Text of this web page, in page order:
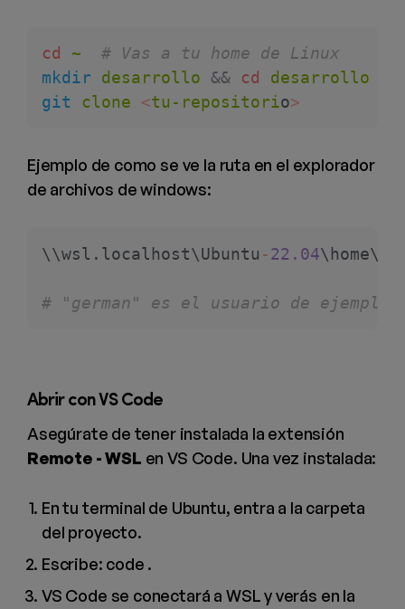
cd ~
  # Vas a tu home de Linux
mkdir desarrollo && cd desarrollo
git clone <tu-repositorio>
Ejemplo de como se ve la ruta en el explorador
de archivos de windows:
\\wsl.localhost\Ubuntu -22.04
# "german" es el usuario de ejemplo
Abrir con VS Code
Asegúrate de tener instalada la extensión
Remote - WSL en VS Code. Una vez instalada:
En tu terminal de Ubuntu, entra a la carpeta
del proyecto.
Escribe: code .
VS Code se conectará a WSL y verás en la